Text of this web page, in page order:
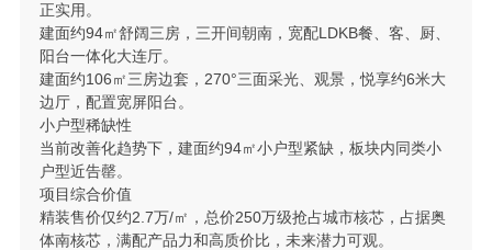
正实用。
建面约94㎡舒阔三房，三开间朝南，宽配LDKB餐、客、厨、
阳台一体化大连厅。
建面约106㎡三房边套，270°三面采光、观景，悦享约6米大
边厅，配置宽屏阳台。
小户型稀缺性
当前改善化趋势下，建面约94㎡小户型紧缺，板块内同类小
户型近告罄。
项目综合价值
精装售价仅约2.7万/㎡，总价250万级抢占城市核芯，占据奥
体南核芯，满配产品力和高质价比，未来潜力可观。